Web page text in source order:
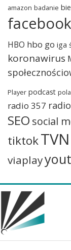
amazon badanie
facebook
HBO hbo go iga
koronawirus
Player podcast
radio 357
SEO social
tiktokTVN
viaplay